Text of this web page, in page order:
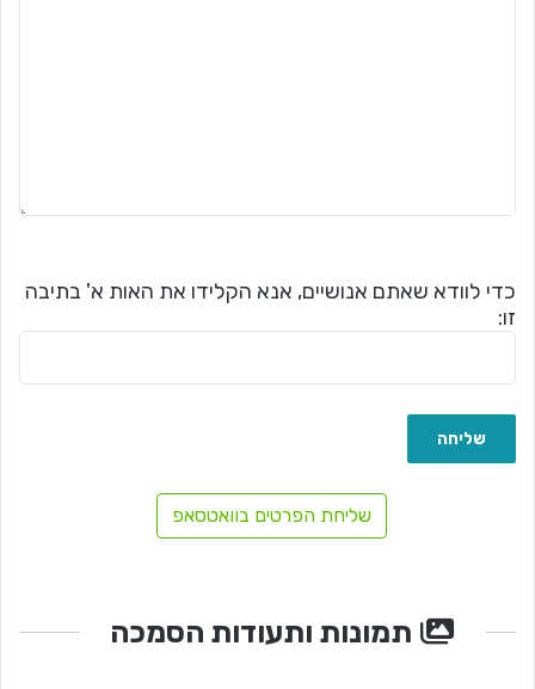
כדי לוודא שאתם אנושיים, אנא הקלידו את האות א' בתיבה
זו:
שליחת הפרטים בוואטסאפ
תמונות ותעודות הסמכה